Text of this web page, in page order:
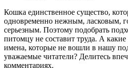
Кошка единственное существо,
одновременно нежным, ласковым,
серьезным. Поэтому подобрать
питомцу не составит труда. А
имена, которые не вошли в нашу
уважаемые читатели? Делитесь
комментариях.